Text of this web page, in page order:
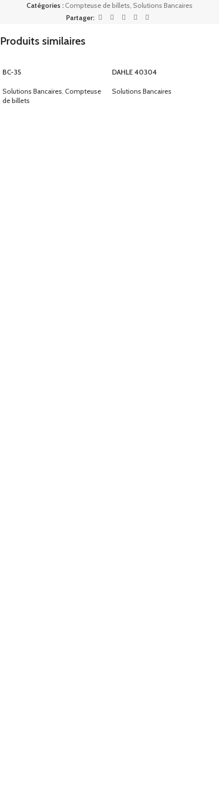
Catégories :Compteuse de billets, Solutions Bancaires
Partager:
Produits similaires
BC-35
Solutions Bancaires, Compteuse
de billets
DAHLE 40304
Solutions Bancaires